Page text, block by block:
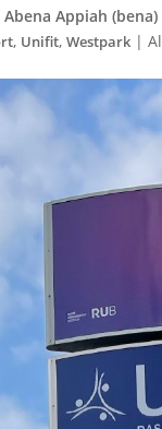
Abena Appiah (bena)
, Unifit,Westpark |